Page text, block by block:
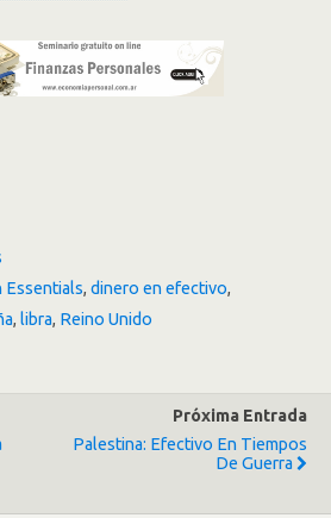
Essentials, dinero en efectivo,
, libra, Reino Unido
Próxima Entrada
Palestina: Efectivo En Tiempos
De Guerra